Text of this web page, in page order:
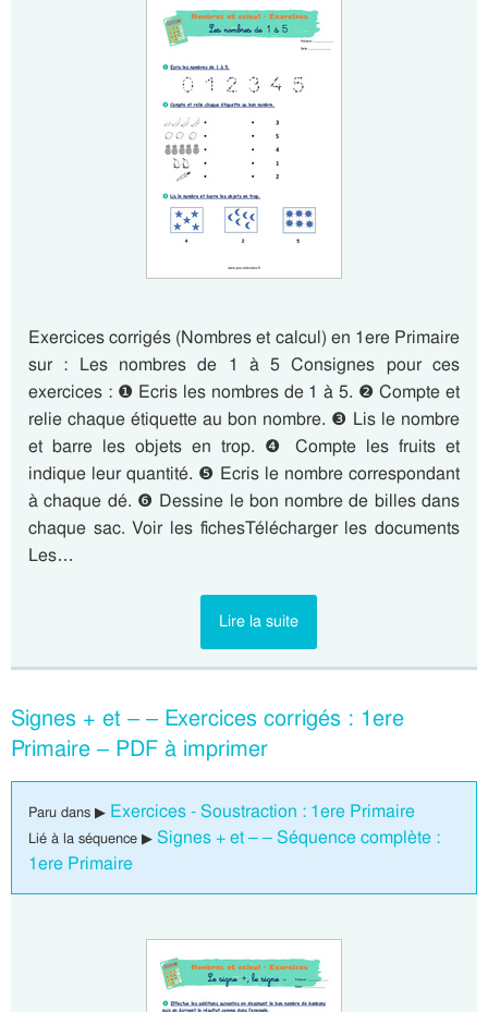
Exercices corrigés (Nombres et calcul) en 1ere Primaire
sur : Les nombres de 1 à 5 Consignes pour ces
exercices : ❶ Ecris les nombres de 1 à 5. ❷ Compte et
relie chaque étiquette au bon nombre. ❸ Lis le nombre
et barre les objets en trop. ❹ Compte les fruits et
indique leur quantité. ❺ Ecris le nombre correspondant
à chaque dé. ❻ Dessine le bon nombre de billes dans
chaque sac. Voir les fichesTélécharger les documents
Les…
Lire la suite
Signes + et – – Exercices corrigés : 1ere
Primaire – PDF à imprimer
Paru dans ▶ Exercices - Soustraction : 1ere Primaire
Lié à la séquence ▶ Signes + et – – Séquence complète :
1ere Primaire